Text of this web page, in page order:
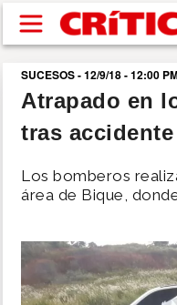
Pasar al contenido
buscar
SUCESOS
NACIONAL
SHOW
SUCESOS - 12/9/18 - 12:00
Atrapado en
tras
Los bomberos
área de Bique,